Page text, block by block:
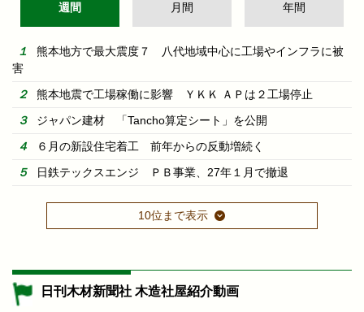
週間 月間 年間
熊本地方で最大震度７ 八代地域中心に工場やインフラに被
害
熊本地震で工場稼働に影響 ＹＫＫ ＡＰは２工場停止
ジャパン建材 「Tancho算定シート」を公開
６月の新設住宅着工 前年からの反動増続く
日鉄テックスエンジ ＰＢ事業、27年１月で撤退
10位まで表示
日刊木材新聞社 木造社屋紹介動画